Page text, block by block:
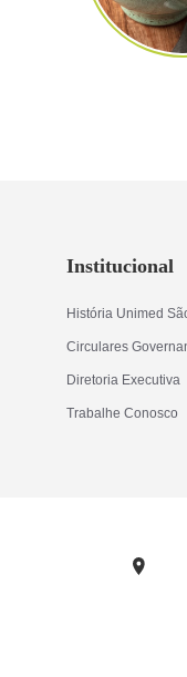
Institucional
História Unimed
Circulares
Diretoria Executiva
Trabalhe Conosco